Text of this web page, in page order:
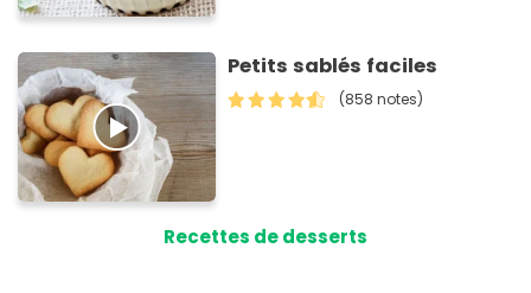
Petits sablés faciles
(858 notes)
Recettes de desserts